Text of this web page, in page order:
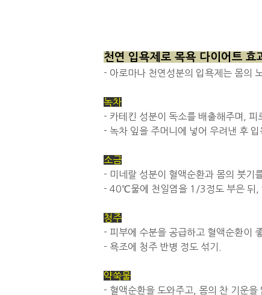
천연 입욕제로 목욕 다이어트 효
- 아로마나 천연성분의 입욕제는 몸의
녹차
- 카테킨 성분이 독소를 배출해주며, 피
- 녹차 잎을 주머니에 넣어 우려낸 후
소금
- 미네랄 성분이 혈액순환과 몸의 붓기
- 40℃물에 천일염을 1/3정도 부은 뒤,
청주
- 피부에 수분을 공급하고 혈액순환이
- 욕조에 청주 반병 정도 섞기.
약쑥물
- 혈액순환을 도와주고, 몸의 찬 기운을